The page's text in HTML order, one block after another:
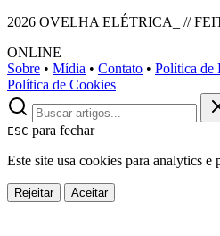
2026 OVELHA ELÉTRICA_ //
ONLINE
Sobre • Mídia • Contato • Política de
Política de Cookies
ESC para fechar
Este site usa cookies para analytics e
Rejeitar Aceitar